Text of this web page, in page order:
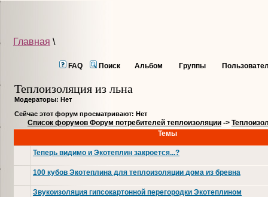
Главная \
FAQ Поиск Альбом Группы
Теплоизоляция из льна
Модераторы: Нет
Сейчас этот форум просматривают: Нет
Список форумов Форум потребителей теплоизоляции ->
Темы
Теперь видимо и Экотеплин закроется...?
100 кубов Экотеплина для теплоизоляции дома из бревна
Звукоизоляция гипсокартонной перегородки Экотеплином